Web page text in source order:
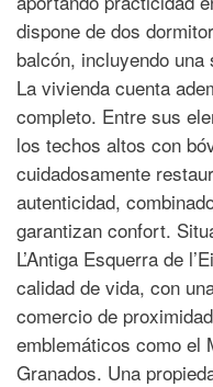
dispone de dos
balcón, incluyendo
La vivienda cuenta
completo. Entre sus
los techos altos con
cuidadosamente
autenticidad,
garantizan confort.
L’Antiga Esquerra de
calidad de vida, con
comercio de
emblemáticos como el
Granados. Una